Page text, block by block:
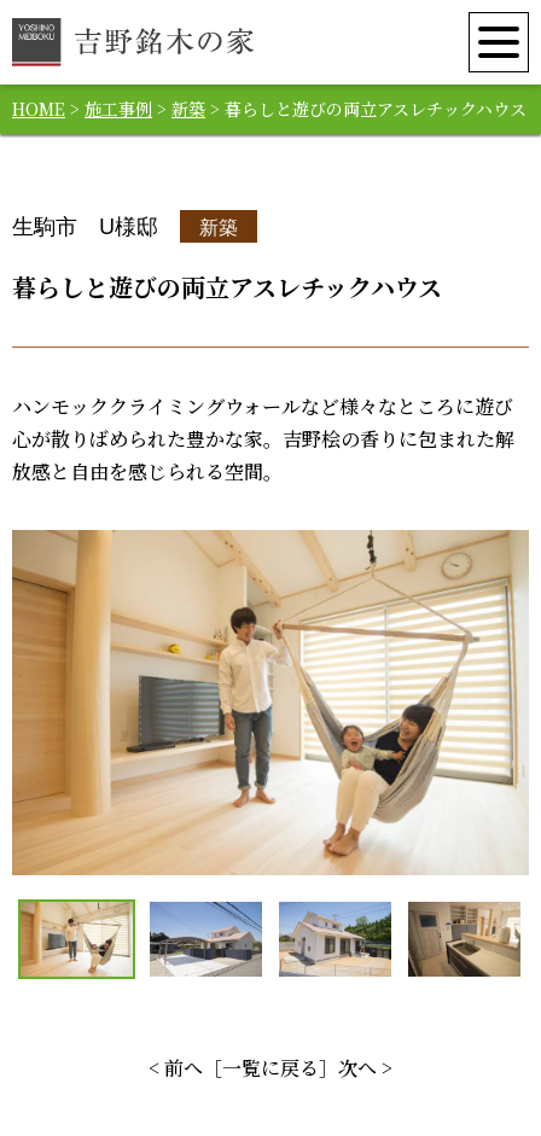
HOME > 施工事例 > 新築 > 暮らしと遊びの両立アスレチックハウス
生駒市 U様邸 新築
暮らしと遊びの両立アスレチックハウス
ハンモッククライミングウォールなど様々なところに遊び
心が散りばめられた豊かな家。吉野桧の香りに包まれた解
放感と自由を感じられる空間。
< 前へ ［一覧に戻る］ 次へ >